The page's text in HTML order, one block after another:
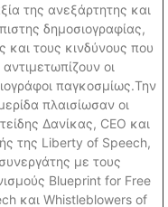
της ανεξάρτητης και
δημοσιογραφίας,
και τους κινδύνους που
αντιμετωπίζουν οι
παγκοσμίως.Την
πλαισίωσαν οι
Δανίκας, CEO και
της Liberty of Speech,
συνεργάτης με τους
Blueprint for Free
και Whistleblowers of